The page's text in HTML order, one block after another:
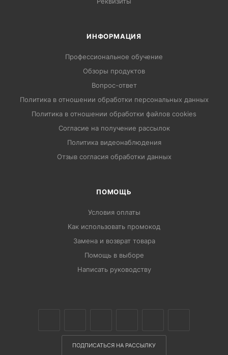
ИНФОРМАЦИЯ
Профессиональное обучение
Обзоры продуктов
Вопрос-ответ
Политика в отношении обработки персональных данных
Политика в отношении обработки файлов cookies
Согласие на получение рассылок
Политика видеонаблюдения
Отзыв согласия обработки данных
ПОМОЩЬ
Условия оплаты
Как использовать промокод
Замена и возврат товара
Помощь в выборе
Написать руководству
ПОДПИСАТЬСЯ НА РАССЫЛКУ